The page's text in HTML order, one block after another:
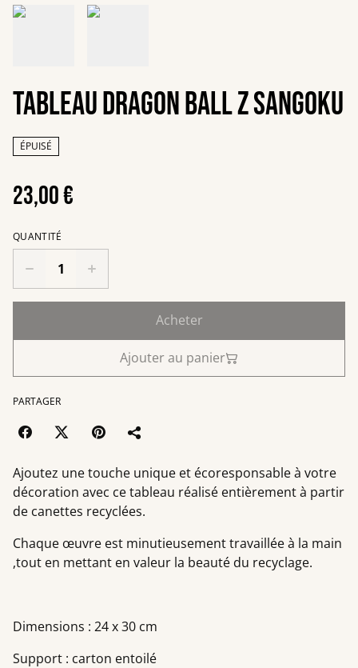
Tableau Dragon Ball Z sangoku
ÉPUISÉ
23,00 €
QUANTITÉ
Acheter
Ajouter au panier
PARTAGER
Ajoutez une touche unique et écoresponsable à votre
décoration avec ce tableau réalisé entièrement à partir
de canettes recyclées.
Chaque œuvre est minutieusement travaillée à la main
,tout en mettant en valeur la beauté du recyclage.
Dimensions : 24 x 30 cm
Support : carton entoilé